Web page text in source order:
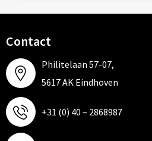
Contact
Philitelaan 57-07,
5617 AK Eindhoven
+31 (0) 40 – 2868987